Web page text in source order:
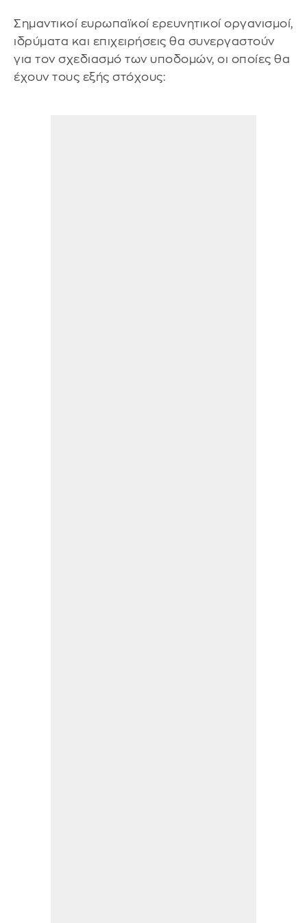
Σημαντικοί ευρωπαϊκοί ερευνητικοί οργανισμοί,
ιδρύματα και επιχειρήσεις θα συνεργαστούν
για τον σχεδιασμό των υποδομών, οι οποίες θα
έχουν τους εξής στόχους: